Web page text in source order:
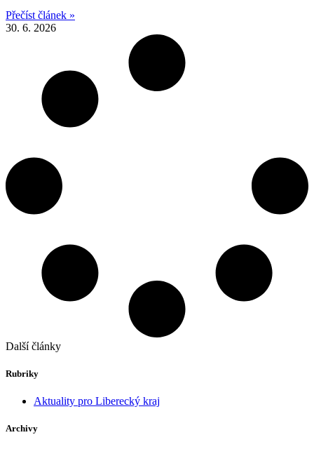
Přečíst článek »
30. 6. 2026
Další články
Rubriky
Aktuality pro Liberecký kraj
Archivy